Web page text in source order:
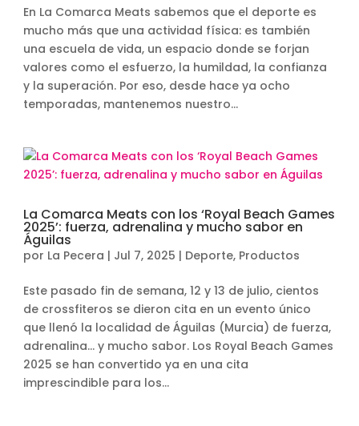
En La Comarca Meats sabemos que el deporte es
mucho más que una actividad física: es también
una escuela de vida, un espacio donde se forjan
valores como el esfuerzo, la humildad, la confianza
y la superación. Por eso, desde hace ya ocho
temporadas, mantenemos nuestro...
La Comarca Meats con los ‘Royal Beach Games
2025’: fuerza, adrenalina y mucho sabor en
Águilas
por La Pecera | Jul 7, 2025 | Deporte, Productos
Este pasado fin de semana, 12 y 13 de julio, cientos
de crossfiteros se dieron cita en un evento único
que llenó la localidad de Águilas (Murcia) de fuerza,
adrenalina… y mucho sabor. Los Royal Beach Games
2025 se han convertido ya en una cita
imprescindible para los...